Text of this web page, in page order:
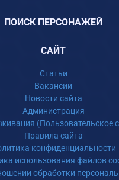
ПОИСК ПЕРСОНАЖЕЙ
САЙТ
Статьи
Вакансии
Новости сайта
Администрация
(Пользовательское
Правила сайта
конфиденциальности
использования файлов
обработки